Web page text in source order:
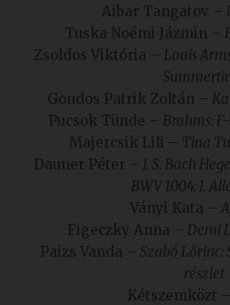
Aibar Tangatov –
Tuska Noémi Jázmin –
Zsoldos Viktória – Louis
Gondos Patrik Zoltán –
Pucsok Tünde – Brahms:
Majercsik Lili – Tina
Dauner Péter – J. S. Bach
BWV 1004: I.
Ványi Kata –
Figeczky Anna – Demi
Paizs Vanda – Szabó Lőrinc:
részlet
Kétszemközt –